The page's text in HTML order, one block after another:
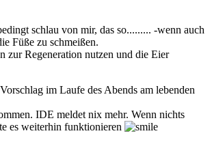
schlau von mir, das so......... -wenn auch
Füße zu schmeißen.
zur Regeneration nutzen und die Eier
im Laufe des Abends am lebenden
IDE meldet nix mehr. Wenn nichts
es weiterhin funktionieren